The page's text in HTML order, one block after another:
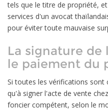
tels que le titre de propriété,
services d'un avocat
pour éviter toute mauvaise
La signature
le paiement du
Si toutes les vérifications sont
qu'à signer l'acte de vente
foncier compétent, selon le